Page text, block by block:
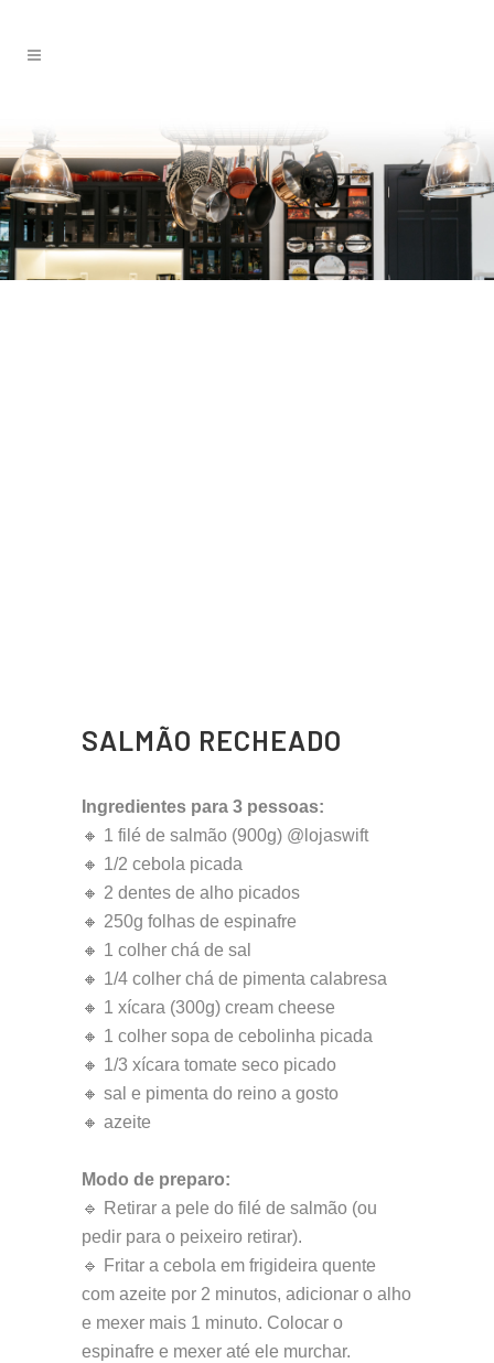
SALMÃO RECHEADO
Ingredientes para 3 pessoas:
🔸 1 filé de salmão (900g) @lojaswift
🔸 1/2 cebola picada
🔸 2 dentes de alho picados
🔸 250g folhas de espinafre
🔸 1 colher chá de sal
🔸 1/4 colher chá de pimenta calabresa
🔸 1 xícara (300g) cream cheese
🔸 1 colher sopa de cebolinha picada
🔸 1/3 xícara tomate seco picado
🔸 sal e pimenta do reino a gosto
🔸 azeite
Modo de preparo:
🔹 Retirar a pele do filé de salmão (ou
pedir para o peixeiro retirar).
🔹 Fritar a cebola em frigideira quente
com azeite por 2 minutos, adicionar o alho
e mexer mais 1 minuto. Colocar o
espinafre e mexer até ele murchar.